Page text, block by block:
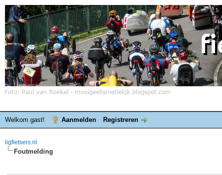
Welkom gast! Aanmelden Registreren
ligfietsers.nl
Foutmelding